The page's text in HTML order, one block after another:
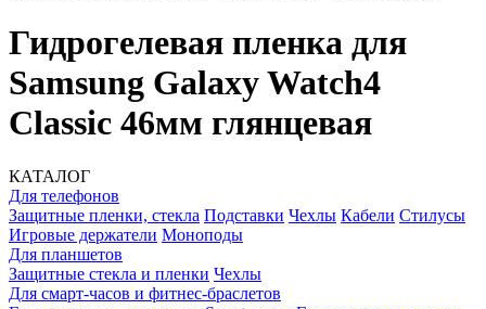
Гидрогелевая пленка для
Samsung Galaxy Watch4
Classic 46мм глянцевая
КАТАЛОГ
Для телефонов
Защитные пленки, стекла Подставки Чехлы Кабели Стилусы
Игровые держатели Моноподы
Для планшетов
Защитные стекла и пленки Чехлы
Для смарт-часов и фитнес-браслетов